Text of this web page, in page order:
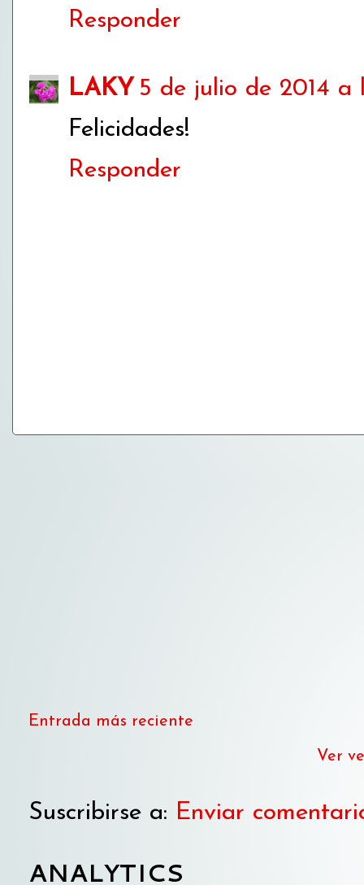
Responder
LAKY 5 de julio de 2014 a
Felicidades!
Responder
Entrada más reciente
Ver
Suscribirse a: Enviar
ANALYTICS